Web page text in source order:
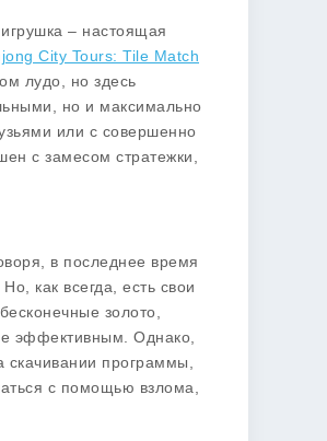
– настоящая
City Tours: Tile Match
лудо , но здесь
но и максимально
или с совершенно
с замесом стратежки,
в последнее время
как всегда, есть свои
золото,
эффективным. Однако,
скачивании программы,
с помощью взлома,